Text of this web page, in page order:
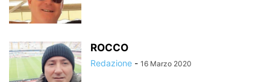
ROCCO
Redazione - 16 Marzo 2020